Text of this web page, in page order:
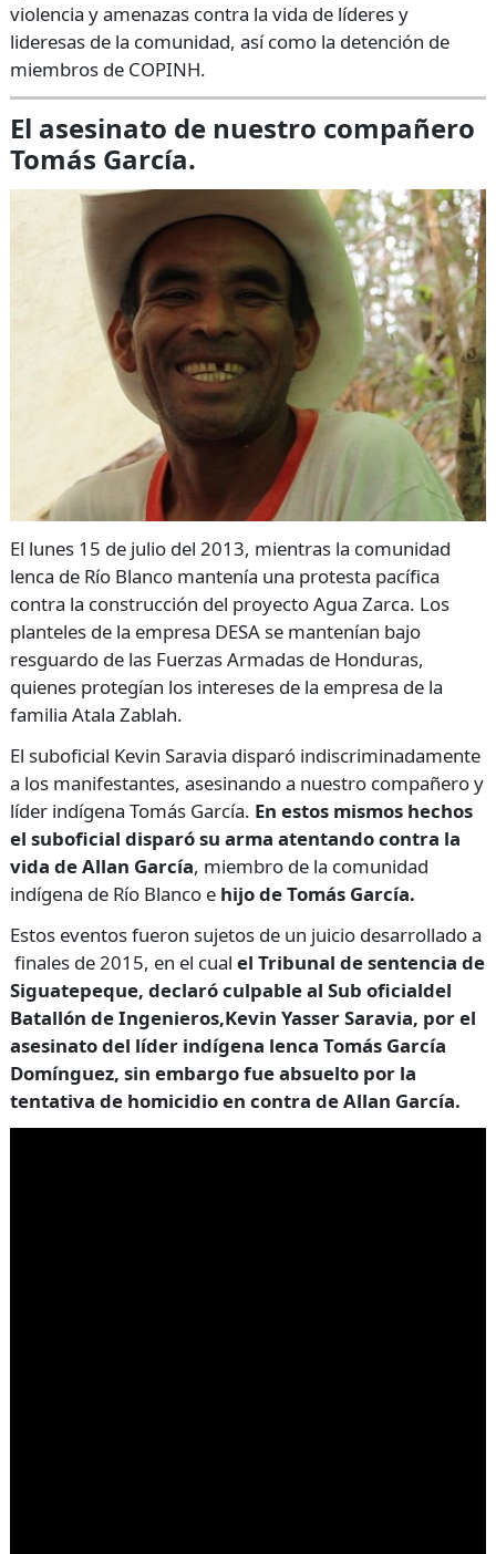
violencia y amenazas contra la vida de líderes y
lideresas de la comunidad, así como la detención de
miembros de COPINH.
El asesinato de nuestro compañero
Tomás García.
El lunes 15 de julio del 2013, mientras la comunidad
lenca de Río Blanco mantenía una protesta pacífica
contra la construcción del proyecto Agua Zarca. Los
planteles de la empresa DESA se mantenían bajo
resguardo de las Fuerzas Armadas de Honduras,
quienes protegían los intereses de la empresa de la
familia Atala Zablah.
El suboficial Kevin Saravia disparó indiscriminadamente
a los manifestantes, asesinando a nuestro compañero y
líder indígena Tomás García. En estos mismos hechos
el suboficial disparó su arma atentando contra la
vida de Allan García, miembro de la comunidad
indígena de Río Blanco e hijo de Tomás García.
Estos eventos fueron sujetos de un juicio desarrollado a
finales de 2015, en el cual el Tribunal de sentencia de
Siguatepeque, declaró culpable al Sub oficialdel
Batallón de Ingenieros,Kevin Yasser Saravia, por el
asesinato del líder indígena lenca Tomás García
Domínguez, sin embargo fue absuelto por la
tentativa de homicidio en contra de Allan García.